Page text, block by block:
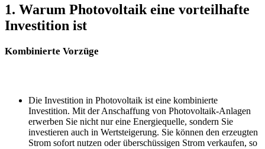
1. Warum Photovoltaik eine vorteilhafte
Investition ist
Kombinierte Vorzüge
Die Investition in Photovoltaik ist eine kombinierte
Investition. Mit der Anschaffung von Photovoltaik-Anlagen
erwerben Sie nicht nur eine Energiequelle, sondern Sie
investieren auch in Wertsteigerung. Sie können den erzeugten
Strom sofort nutzen oder überschüssigen Strom verkaufen, so